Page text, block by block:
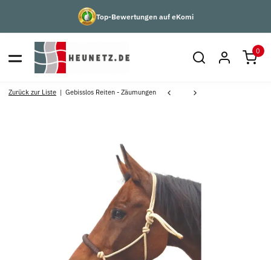
Top-Bewertungen auf eKomi
0
Zurück zur Liste Gebisslos Reiten - Zäumungen